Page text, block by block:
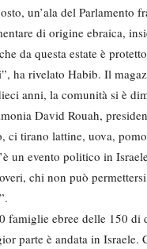
un’ala del Parlamento
di origine ebraica,
da questa estate è
ha rivelato Habib. Il
anni, la comunità si è
David Rouah,
ci tirano lattine, uova,
un evento politico in
chi non può
famiglie ebree delle 150 di
parte è andata in Israele.